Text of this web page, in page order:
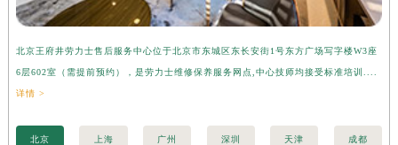
北京王府井劳力士售后服务中心位于北京市东城区东长安街1号东方广场写字楼W3座
6层602室（需提前预约），是劳力士维修保养服务网点,中心技师均接受标准培训....
详情 >
北京 上海 广州 深圳 天津 成都